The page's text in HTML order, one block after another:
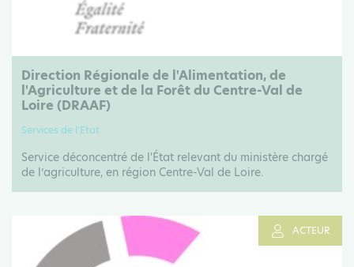
Direction Régionale de l'Alimentation, de
l'Agriculture et de la Forêt du Centre-Val de
Loire (DRAAF)
Services de l'Etat
Service déconcentré de l'État relevant du ministère chargé
de l’agriculture, en région Centre-Val de Loire.
ACTEUR